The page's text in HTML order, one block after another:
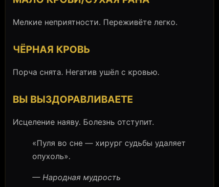
Мелкие неприятности. Переживёте легко.
ЧЁРНАЯ КРОВЬ
Порча снята. Негатив ушёл с кровью.
ВЫ ВЫЗДОРАВЛИВАЕТЕ
Исцеление наяву. Болезнь отступит.
«Пуля во сне — хирург судьбы удаляет
опухоль».
— Народная мудрость